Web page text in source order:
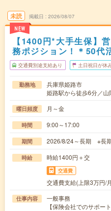
未読
NEW
掲載日 2026/08/07
【1400円*大手生保】
務ポジション！＊50代
交通費別途支給あり 土日祝日が休
勤務地
兵庫県姫路市
姫路駅から徒歩6分／
曜日頻度 月～金
時間 9:00～17:00
期間 2026/8/24～長期 ※長
時給 時給1400円＋交
交通費
交通費支給(上限3万円/
仕事内容
一般事務
【保険会社でのサポー